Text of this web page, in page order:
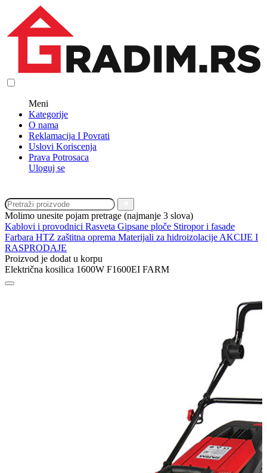
Meni
Kategorije
O nama
Reklamacija I Povrati
Uslovi Koriscenja
Prava Potrosaca
Uloguj se
Molimo unesite pojam pretrage (najmanje 3 slova)
Kablovi i provodnici Rasveta Gipsane ploče Stiropor i fasade
Farbara HTZ zaštitna oprema Materijali za hidroizolacije AKCIJE I
RASPRODAJE
Proizvod je dodat u korpu
Električna kosilica 1600W F1600EI FARM